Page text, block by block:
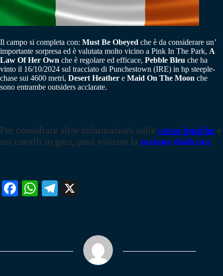
Il campo si completa con: Must Be Obeyed che è da considerare un’
importante sorpresa ed è valutata molto vicino a Pink In The Park, A
Law Of Her Own che è regolare ed efficace, Pebble Bleu che ha
vinto il 16/10/2024 sul tracciato di Punchestown (IRE) in hp steeple-
chase sui 4600 metri, Desert Heather e Maid On The Moon che
sono entrambe outsiders acclarate.
Per consultare altre informazioni sulle corse ippiche e
sui cavalli in gara, puoi visitare la sezione dedicata
Fa W
pp
Te
m